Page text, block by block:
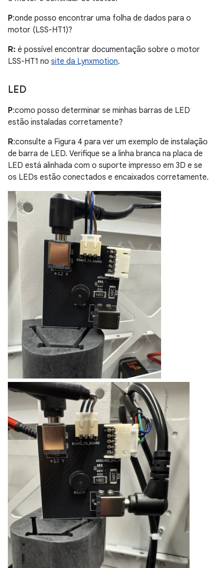
P:onde posso encontrar uma folha de dados para o
motor (LSS-HT1)?
R: é possível encontrar documentação sobre o motor
LSS-HT1 no site da Lynxmotion.
LED
P:como posso determinar se minhas barras de LED
estão instaladas corretamente?
R:consulte a Figura 4 para ver um exemplo de instalação
de barra de LED. Verifique se a linha branca na placa de
LED está alinhada com o suporte impresso em 3D e se
os LEDs estão conectados e encaixados corretamente.